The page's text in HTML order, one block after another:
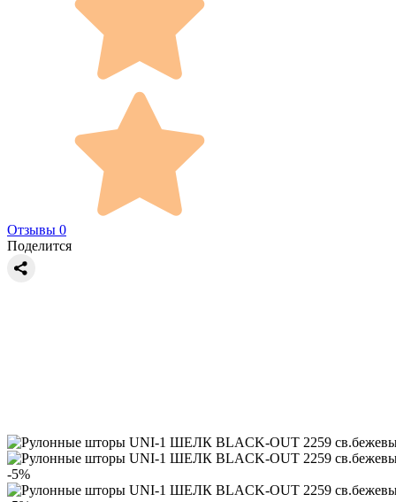
Отзывы 0
Поделится
-5%